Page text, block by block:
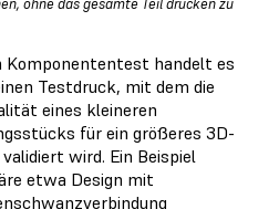
Komponententest handelt es
Testdruck, mit dem die
eines kleineren
für ein größeres 3D-
wird. Ein Beispiel
etwa Design mit